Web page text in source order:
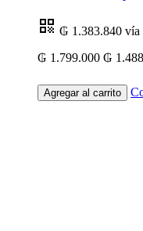
₲ 1.383.840 vía
₲ 1.799.000 ₲
Agregar al carrito